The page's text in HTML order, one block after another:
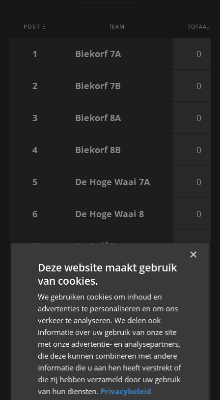
POSITIE TEAM TOTAAL
1 Biekorf 7A 0
2 Biekorf 7B 0
3 Biekorf 8A 0
4 Biekorf 8B 0
5 De Hoge Waai 7A 0
6 De Hoge Waai 8 0
7 De Ruif 7 0
De Ruif 8
De Vuurvlinder 7/8
10 KC T'Veer 7A
11 KC T'Veer 7B
×
Deze website maakt gebruik
van cookies.
We gebruiken cookies om inhoud en
advertenties te personaliseren en om ons
verkeer te analyseren. We delen ook
informatie over uw gebruik van onze site
met onze advertentie- en analysepartners,
die deze kunnen combineren met andere
informatie die u aan hen heeft verstrekt of
die zij hebben verzameld door uw gebruik
van hun diensten. Privacybeleid